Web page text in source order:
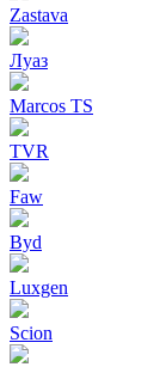
Zastava
Луаз
Marcos TS
TVR
Faw
Byd
Luxgen
Scion